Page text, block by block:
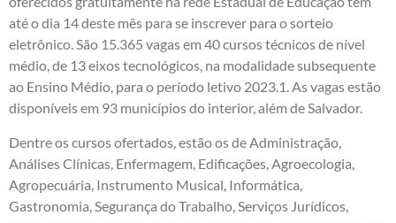
até o dia 14 deste mês para se inscrever para o sorteio
eletrônico. São 15.365 vagas em 40 cursos técnicos de nível
médio, de 13 eixos tecnológicos, na modalidade subsequente
ao Ensino Médio, para o período letivo 2023.1. As vagas estão
disponíveis em 93 municípios do interior, além de Salvador.
Dentre os cursos ofertados, estão os de Administração,
Análises Clínicas, Enfermagem, Edificações, Agroecologia,
Agropecuária, Instrumento Musical, Informática,
Gastronomia, Segurança do Trabalho, Serviços Jurídicos,